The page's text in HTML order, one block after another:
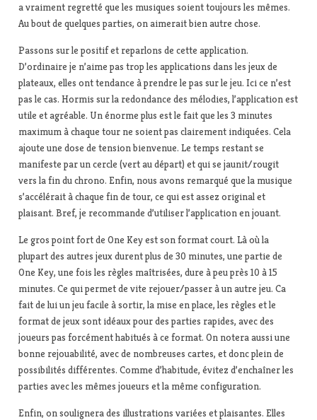
a vraiment regretté que les musiques soient toujours les mêmes.
Au bout de quelques parties, on aimerait bien autre chose.
Passons sur le positif et reparlons de cette application.
D’ordinaire je n’aime pas trop les applications dans les jeux de
plateaux, elles ont tendance à prendre le pas sur le jeu. Ici ce n’est
pas le cas. Hormis sur la redondance des mélodies, l’application est
utile et agréable. Un énorme plus est le fait que les 3 minutes
maximum à chaque tour ne soient pas clairement indiquées. Cela
ajoute une dose de tension bienvenue. Le temps restant se
manifeste par un cercle (vert au départ) et qui se jaunit/rougit
vers la fin du chrono. Enfin, nous avons remarqué que la musique
s’accélérait à chaque fin de tour, ce qui est assez original et
plaisant. Bref, je recommande d’utiliser l’application en jouant.
Le gros point fort de One Key est son format court. Là où la
plupart des autres jeux durent plus de 30 minutes, une partie de
One Key, une fois les règles maîtrisées, dure à peu près 10 à 15
minutes. Ce qui permet de vite rejouer/passer à un autre jeu. Ca
fait de lui un jeu facile à sortir, la mise en place, les règles et le
format de jeux sont idéaux pour des parties rapides, avec des
joueurs pas forcément habitués à ce format. On notera aussi une
bonne rejouabilité, avec de nombreuses cartes, et donc plein de
possibilités différentes. Comme d’habitude, évitez d’enchaîner les
parties avec les mêmes joueurs et la même configuration.
Enfin, on soulignera des illustrations variées et plaisantes. Elles